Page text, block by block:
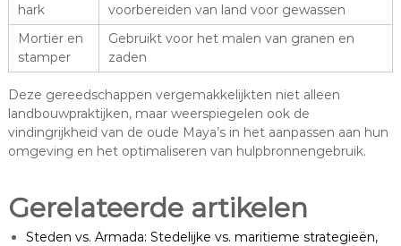
hark
voorbereiden van land voor gewassen
Mortier en
stamper
Gebruikt voor het malen van granen en
zaden
Deze gereedschappen vergemakkelijkten niet alleen
landbouwpraktijken, maar weerspiegelen ook de
vindingrijkheid van de oude Maya’s in het aanpassen aan hun
omgeving en het optimaliseren van hulpbronnengebruik.
Gerelateerde artikelen
Steden vs. Armada: Stedelijke vs. maritieme strategieën,